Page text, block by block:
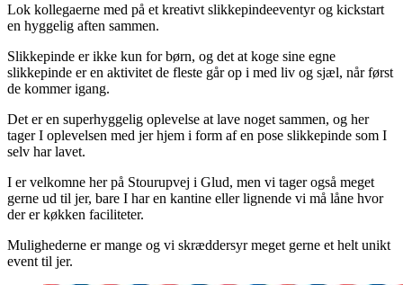
Lok kollegaerne med på et kreativt slikkepindeeventyr og kickstart
en hyggelig aften sammen.
Slikkepinde er ikke kun for børn, og det at koge sine egne
slikkepinde er en aktivitet de fleste går op i med liv og sjæl, når først
de kommer igang.
Det er en superhyggelig oplevelse at lave noget sammen, og her
tager I oplevelsen med jer hjem i form af en pose slikkepinde som I
selv har lavet.
I er velkomne her på Stourupvej i Glud, men vi tager også meget
gerne ud til jer, bare I har en kantine eller lignende vi må låne hvor
der er køkken faciliteter.
Mulighederne er mange og vi skræddersyr meget gerne et helt unikt
event til jer.